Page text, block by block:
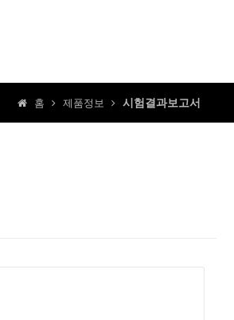
홈 제품정보 시험결과보고서